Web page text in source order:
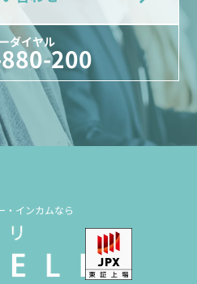
ダイヤル
200
・インカムなら